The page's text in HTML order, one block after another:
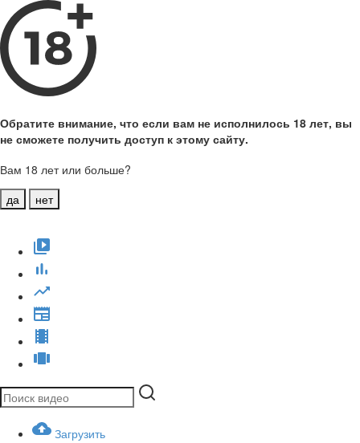
Обратите внимание, что если вам не исполнилось 18 лет, вы
не сможете получить доступ к этому сайту.
Вам 18 лет или больше?
да
нет
Загрузить